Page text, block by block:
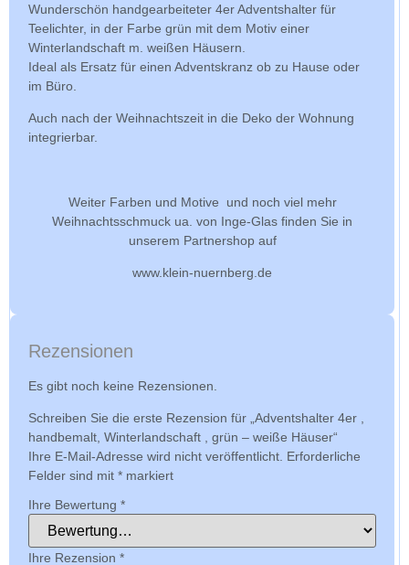
Wunderschön handgearbeiteter 4er Adventshalter für
Teelichter, in der Farbe grün mit dem Motiv einer
Winterlandschaft m. weißen Häusern.
Ideal als Ersatz für einen Adventskranz ob zu Hause oder
im Büro.
Auch nach der Weihnachtszeit in die Deko der Wohnung
integrierbar.
Weiter Farben und Motive und noch viel mehr
Weihnachtsschmuck ua. von Inge-Glas finden Sie in
unserem Partnershop auf
www.klein-nuernberg.de
Rezensionen
Es gibt noch keine Rezensionen.
Schreiben Sie die erste Rezension für „Adventshalter 4er ,
handbemalt, Winterlandschaft , grün – weiße Häuser“
Ihre E-Mail-Adresse wird nicht veröffentlicht. Erforderliche
Felder sind mit * markiert
Ihre Bewertung *
Ihre Rezension *